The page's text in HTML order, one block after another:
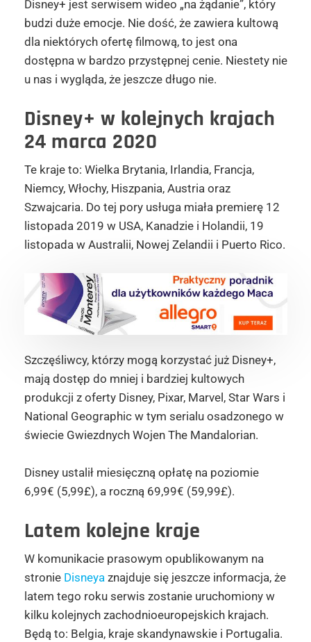
Disney+ jest serwisem wideo „na żądanie”, który
budzi duże emocje. Nie dość, że zawiera kultową
dla niektórych ofertę filmową, to jest ona
dostępna w bardzo przystępnej cenie. Niestety nie
u nas i wygląda, że jeszcze długo nie.
Disney+ w kolejnych krajach
24 marca 2020
Te kraje to: Wielka Brytania, Irlandia, Francja,
Niemcy, Włochy, Hiszpania, Austria oraz
Szwajcaria. Do tej pory usługa miała premierę 12
listopada 2019 w USA, Kanadzie i Holandii, 19
listopada w Australii, Nowej Zelandii i Puerto Rico.
Szczęśliwcy, którzy mogą korzystać już Disney+,
mają dostęp do mniej i bardziej kultowych
produkcji z oferty Disney, Pixar, Marvel, Star Wars i
National Geographic w tym serialu osadzonego w
świecie Gwiezdnych Wojen The Mandalorian.
Disney ustalił miesięczną opłatę na poziomie
6,99€ (5,99£), a roczną 69,99€ (59,99£).
Latem kolejne kraje
W komunikacie prasowym opublikowanym na
stronie Disneyaznajduje się jeszcze informacja, że
latem tego roku serwis zostanie uruchomiony w
kilku kolejnych zachodnioeuropejskich krajach.
Będą to: Belgia, kraje skandynawskie i Portugalia.